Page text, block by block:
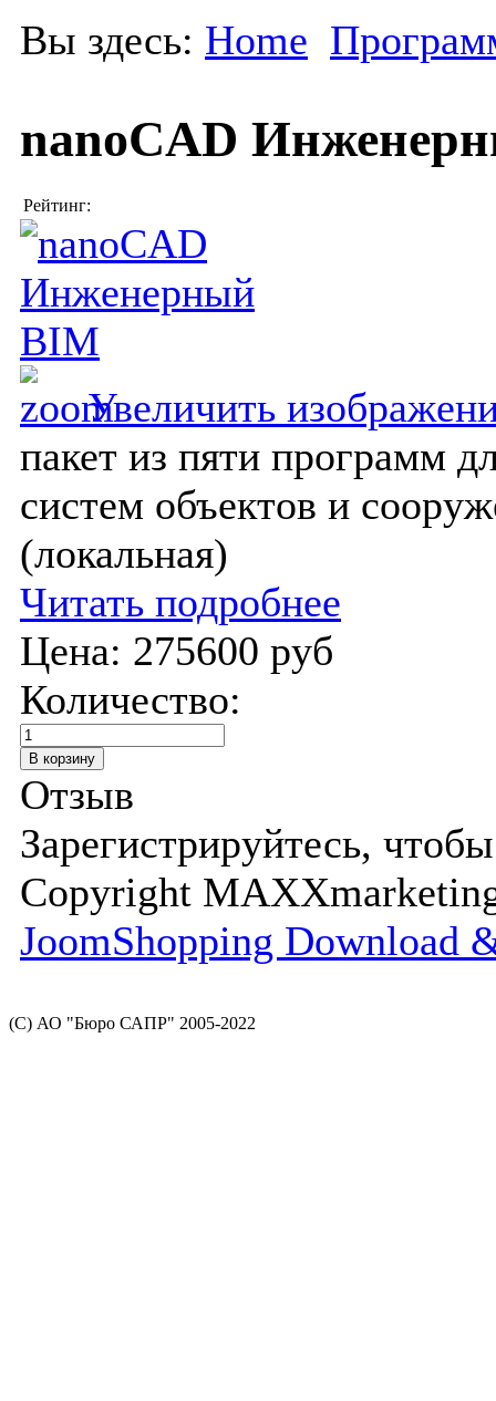
Вы здесь: Home
nanoCAD
Рейтинг:
Увеличить
пакет из пяти программ
систем объектов и
(локальная)
Читать подробнее
Цена: 275600 руб
Количество:
Отзыв
Зарегистрируйтесь,
Copyright
JoomShopping Download
(С) АО "Бюро САПР" 2005-2022